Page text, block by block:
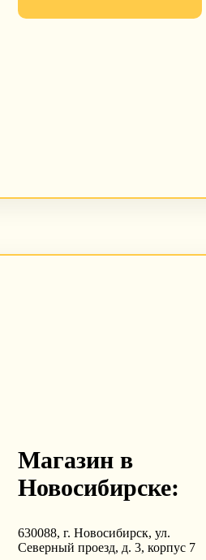
Магазин в
Новосибирске:
630088, г. Новосибирск, ул.
Северный проезд, д. 3, корпус 7